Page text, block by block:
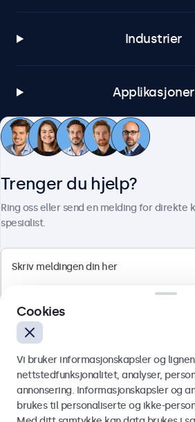
Industrier
Applikasjoner
Kundeservice
Norsk
Trenger du hjelp?
Ring oss eller send en melding for direkte
spesialist.
Send
Cookies
Vi bruker informasjonskapsler og
nettstedfunksjonalitet, analyser,
annonsering. Informasjonskapsler og
brukes til personaliserte og ikke-